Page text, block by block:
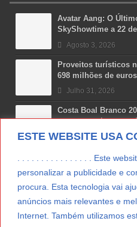
ESTE WEBSITE USA
. . . . . . . . . . . . . . . . Este
personalizar a publicidade e
procura. Esta tecnologia vai
anúncios mais relevantes e
Internet. Também utilizamos
Avatar Aang: O
SkyShowtime a 22
Agosto 3, 2026
Proveitos turísticos
698 milhões de euros
Julho 31, 2026
Costa Boal Branco
aposta nos brancos
Julho 29, 2026
Novas 7 Maravilhas
Julho 29, 2026
Vitamina D: o
Julho 24, 2026